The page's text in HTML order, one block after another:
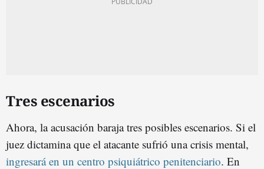
Tres escenarios
Ahora, la acusación baraja tres posibles escenarios. Si el
juez dictamina que el atacante sufrió una crisis mental,
ingresará en un centro psiquiátrico penitenciario. En